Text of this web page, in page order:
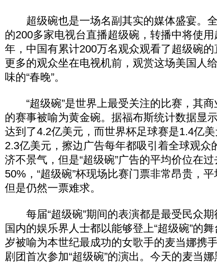
超级碗也是一场名副其实的媒体盛宴。
的200多家电视台直播超级碗，转播中将使
年，中国有累计200万名观众观看了超级碗
更多的观众坐在电视机前，观赏这场美国人
味的“春晚”。
“超级碗”是世界上最受关注的比赛，其商
的赛事被喻为黄金碗。据福布斯统计数据显
达到了4.2亿美元，而世界杯足球赛是1.4亿
2.3亿美元，擦边广告每年都吸引着全球观众
济不景气，但是“超级碗”广告的平均价位在
50%，“超级碗”杯现场比赛门票非常昂贵，
但是仍然一票难求。
每届“超级碗”期间的表演都是最受民众期
国内的娱乐界人士都以能够登上“超级碗”的
岁被喻为本世纪最成功的女歌手的麦当娜携
剧团首次参加“超级碗”的演出。今天的麦当